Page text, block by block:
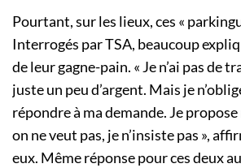
Pourtant, sur les lieux, ces «
Interrogés par TSA, beaucoup
de leur gagne-pain. « Je n’ai pas de
juste un peu d’argent. Mais je
répondre à ma demande. Je
on ne veut pas, je n’insiste pas »,
eux. Même réponse pour ces deux